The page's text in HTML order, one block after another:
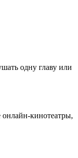
одну главу или
кинотеатры,